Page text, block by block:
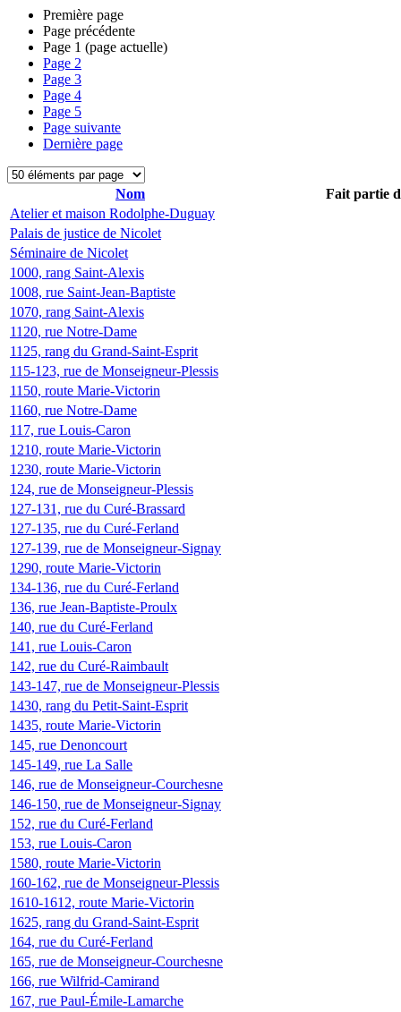
Première page
Page précédente
Page 1 (page actuelle)
Page 2
Page 3
Page 4
Page 5
Page suivante
Dernière page
Nom
Fait partie
Atelier et maison Rodolphe-Duguay
Palais de justice de Nicolet
Séminaire de Nicolet
1000, rang Saint-Alexis
1008, rue Saint-Jean-Baptiste
1070, rang Saint-Alexis
1120, rue Notre-Dame
1125, rang du Grand-Saint-Esprit
115-123, rue de Monseigneur-Plessis
1150, route Marie-Victorin
1160, rue Notre-Dame
117, rue Louis-Caron
1210, route Marie-Victorin
1230, route Marie-Victorin
124, rue de Monseigneur-Plessis
127-131, rue du Curé-Brassard
127-135, rue du Curé-Ferland
127-139, rue de Monseigneur-Signay
1290, route Marie-Victorin
134-136, rue du Curé-Ferland
136, rue Jean-Baptiste-Proulx
140, rue du Curé-Ferland
141, rue Louis-Caron
142, rue du Curé-Raimbault
143-147, rue de Monseigneur-Plessis
1430, rang du Petit-Saint-Esprit
1435, route Marie-Victorin
145, rue Denoncourt
145-149, rue La Salle
146, rue de Monseigneur-Courchesne
146-150, rue de Monseigneur-Signay
152, rue du Curé-Ferland
153, rue Louis-Caron
1580, route Marie-Victorin
160-162, rue de Monseigneur-Plessis
1610-1612, route Marie-Victorin
1625, rang du Grand-Saint-Esprit
164, rue du Curé-Ferland
165, rue de Monseigneur-Courchesne
166, rue Wilfrid-Camirand
167, rue Paul-Émile-Lamarche